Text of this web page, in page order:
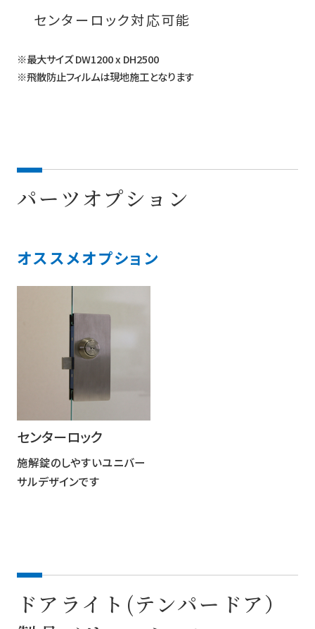
センターロック対応可能
※最大サイズ DW1200 x DH2500
※飛散防止フィルムは現地施工となります
パーツオプション
オススメオプション
センターロック
施解錠のしやすいユニバー
サルデザインです
ドアライト(テンパードア）